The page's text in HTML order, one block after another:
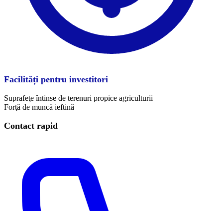
Facilități pentru investitori
Suprafeţe întinse de terenuri propice agriculturii
Forţă de muncă ieftină
Contact rapid